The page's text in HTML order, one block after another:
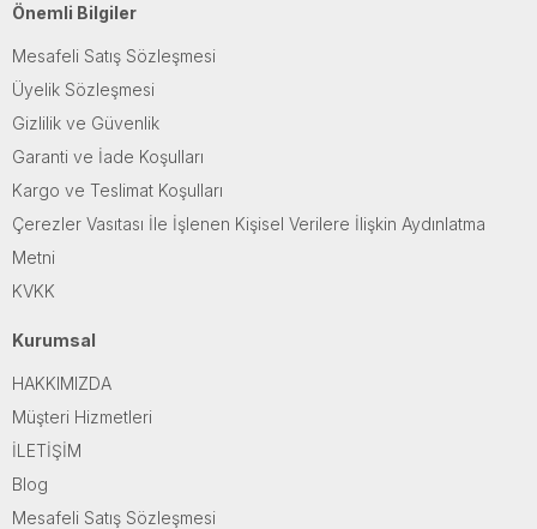
Önemli Bilgiler
Mesafeli Satış Sözleşmesi
Üyelik Sözleşmesi
Gizlilik ve Güvenlik
Garanti ve İade Koşulları
Kargo ve Teslimat Koşulları
Çerezler Vasıtası İle İşlenen Kişisel Verilere İlişkin Aydınlatma
Metni
KVKK
Kurumsal
HAKKIMIZDA
Müşteri Hizmetleri
İLETİŞİM
Blog
Mesafeli Satış Sözleşmesi